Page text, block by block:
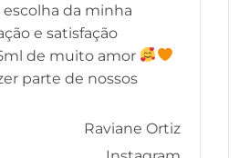
da minha
e satisfação
de muito amor
parte de nossos
Raviane Ortiz